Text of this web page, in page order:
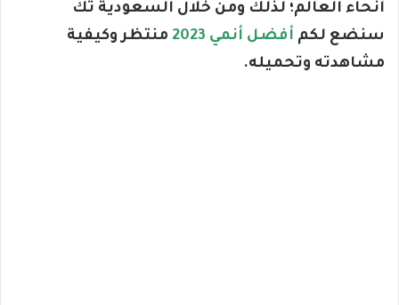
أنحاء العالم؛ لذلك ومن خلال السعودية تك
سنضع لكم أفضل أنمي 2023
منتظر وكيفية
مشاهدته وتحميله.